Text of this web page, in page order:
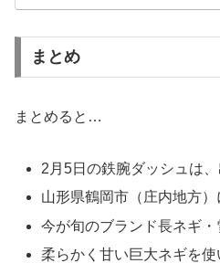
まとめ
まとめると…
2月5日の鉄腕ダッシュは、
山形県鶴岡市（庄内地方）
今が旬のブランド長ネギ・
柔らかく甘い巨大ネギを